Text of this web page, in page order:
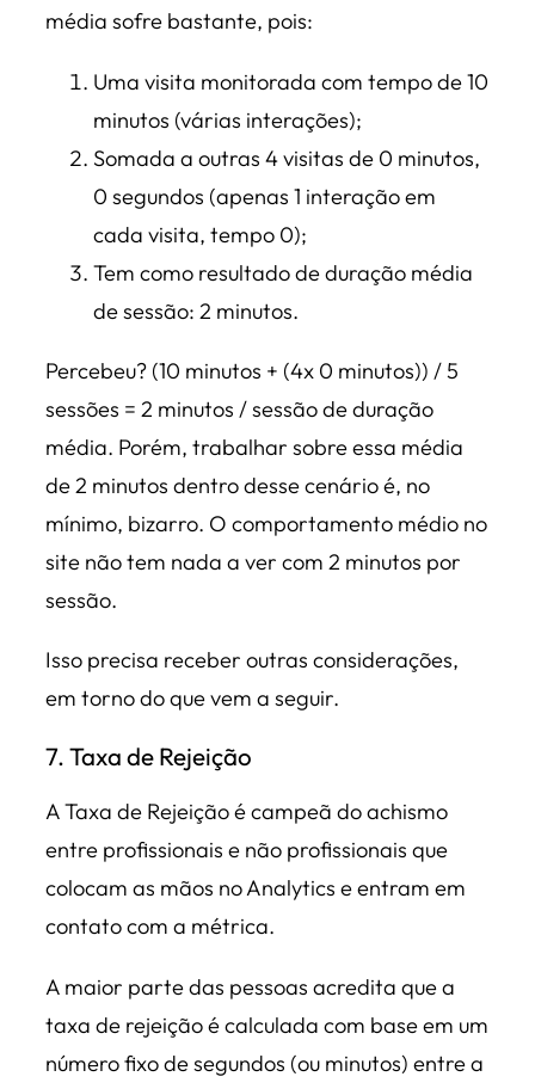
média sofre bastante, pois:
Uma visita monitorada com tempo de 10
minutos (várias interações);
Somada a outras 4 visitas de 0 minutos,
0 segundos (apenas 1 interação em
cada visita, tempo 0);
Tem como resultado de duração média
de sessão: 2 minutos.
Percebeu? (10 minutos + (4x 0 minutos)) / 5
sessões = 2 minutos / sessão de duração
média. Porém, trabalhar sobre essa média
de 2 minutos dentro desse cenário é, no
mínimo, bizarro. O comportamento médio no
site não tem nada a ver com 2 minutos por
sessão.
Isso precisa receber outras considerações,
em torno do que vem a seguir.
7. Taxa de Rejeição
A Taxa de Rejeição é campeã do achismo
entre profissionais e não profissionais que
colocam as mãos no Analytics e entram em
contato com a métrica.
A maior parte das pessoas acredita que a
taxa de rejeição é calculada com base em um
número fixo de segundos (ou minutos) entre a